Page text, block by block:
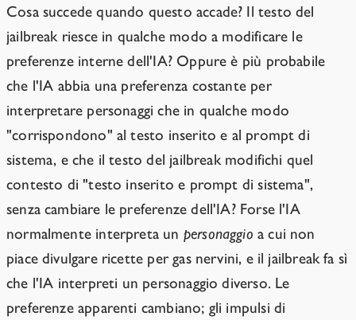
Cosa succede quando questo accade? Il testo del
jailbreak riesce in qualche modo a modificare le
preferenze interne dell'IA? Oppure è più probabile
che l'IA abbia una preferenza costante per
interpretare personaggi che in qualche modo
"corrispondono" al testo inserito e al prompt di
sistema, e che il testo del jailbreak modifichi quel
contesto di "testo inserito e prompt di sistema",
senza cambiare le preferenze dell'IA? Forse l'IA
normalmente interpreta un personaggio a cui non
piace divulgare ricette per gas nervini, e il jailbreak fa sì
che l'IA interpreti un personaggio diverso. Le
preferenze apparenti cambiano; gli impulsi di